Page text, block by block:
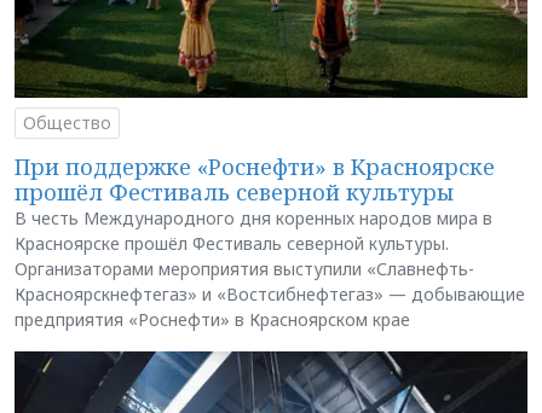
Общество
При поддержке «Роснефти» в Красноярске
прошёл Фестиваль северной культуры
В честь Международного дня коренных народов мира в
Красноярске прошёл Фестиваль северной культуры.
Организаторами мероприятия выступили «Славнефть-
Красноярскнефтегаз» и «Востсибнефтегаз» — добывающие
предприятия «Роснефти» в Красноярском крае